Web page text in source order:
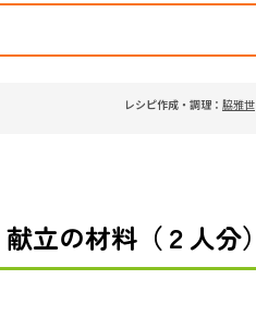
レシピ作成・調理： 脇雅世
献立の材料（２人分）